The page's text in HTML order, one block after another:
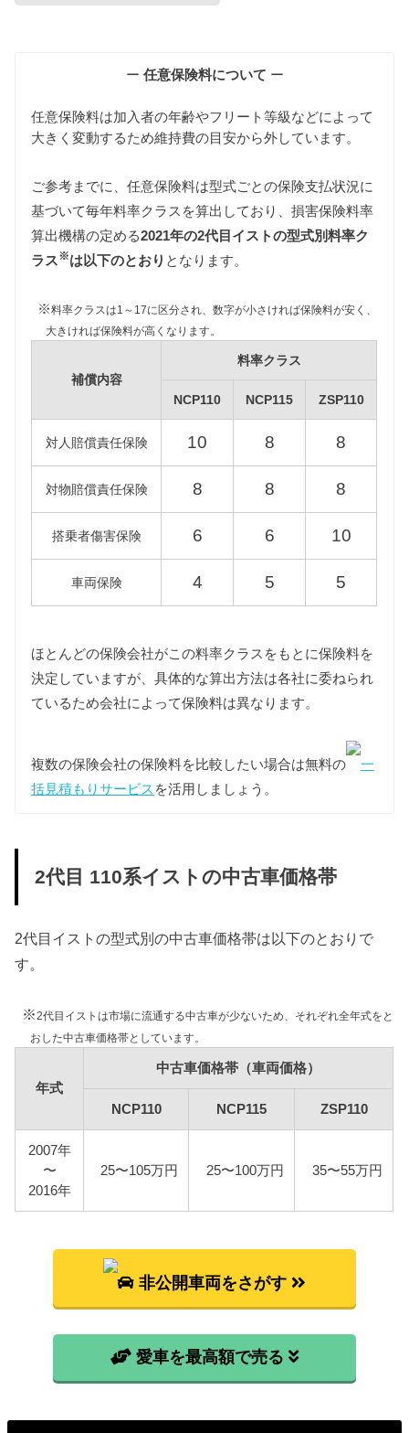
維持費の算出根拠
自動車税
自動車税は排気量によって異なります。
NCP110/NCP115型イストは1000〜1500ccの課税ク
に該当します。
また環境負荷の観点から新車登録後13年が経過した2
代目イストの自動車税は約15%増額されますが、維
持費は標準税額をもとに算出しています。
型式 標準税額 13年経過
39,600円
NCP115
ZSP110 45,400円
重量税
トはすべて同じ課税クラス（1000〜1500kg）に該当
また環境負荷の観点から新車登録後13年が経過した2
代目イストの重量税は約40%増額されますが、維持
型式 標準税額
12,300円 17,100円
NCP115
検費用を50,000円としています。
自賠責
2代目イストは自家用乗用車に該当しますので、自賠
責の金額は10,775円となります。
年間10,000km走行、レギュラー1Lあたり130円を前
提条件として、基本情報で説明した型式ごとの使用
燃料と想定実燃費をもとに燃料代を算出していま
す。
型式
NCP110 89,000円
ZSP110 109,200円
ー 任意保険料について ー
任意保険料は加入者の年齢やフリート等級などによって
大きく変動するため維持費の目安から外しています。
ご参考までに、任意保険料は型式ごとの保険支払状況に
基づいて毎年料率クラスを算出しており、損害保険料率
算出機構の定める2021年の2代目イストの型式別料率ク
ラス※は以下のとおり となります。
※料率クラスは1～17に区分され、数字が小さければ保険料が安く、
大きければ保険料が高くなります。
補償内容
料率クラス
NCP110 NCP115 ZSP110
対人賠償責任保険 10 8 8
対物賠償責任保険 8 8 8
搭乗者傷害保険 6 6 10
車両保険 4 5 5
ほとんどの保険会社がこの料率クラスをもとに保険料を
決定していますが、具体的な算出方法は各社に委ねられ
ているため会社によって保険料は異なります。
複数の保険会社の保険料を比較したい場合は無料の
一
括見積もりサービス を活用しましょう。
2代目 110系イストの中古車価格帯
2代目イストの型式別の中古車価格帯は以下のとおりで
す。
※2代目イストは市場に流通する中古車が少ないため、それぞれ全年式をと
おした中古車価格帯としています。
年式
中古車価格帯（車両価格）
NCP110 NCP115 ZSP110
2007年
〜
2016年
25〜105万円 25〜100万円 35〜55万円
非公開車両をさがす
愛車を最高額で売る